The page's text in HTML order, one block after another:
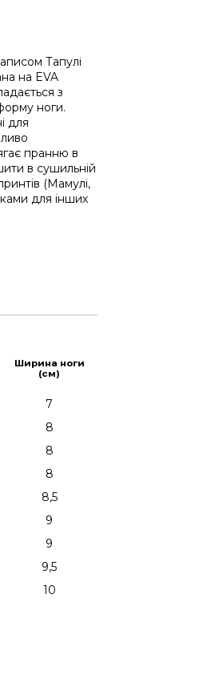
Тапулі
на EVA
з
ноги.
для
пранню в
в сушильній
(Мамулі,
для інших
Ширина ноги
(см)
7
8
8
8
8,5
9
9
9,5
10